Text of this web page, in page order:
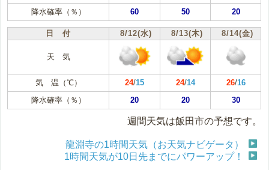
降水確率（％）
60 50 20
日 付 8/12(水) 8/13(木) 8/14(金)
天 気
気 温（℃） 24/15 24/14 26/16
降水確率（％）
20 20 30
週間天気は飯田市の予想です。
龍淵寺の1時間天気（お天気ナビゲータ）
1時間天気が10日先までにパワーアップ！